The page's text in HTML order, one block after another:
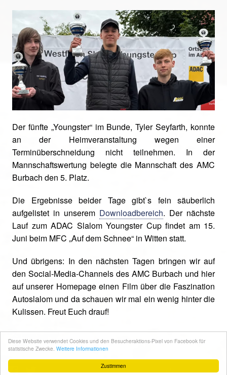
Zustimmen
Diese Website verwendet Cookies und den Besucheraktions-Pixel von Facebook für
statistische Zwecke. Weitere Informationen
Der fünfte „Youngster“ im Bunde, Tyler Seyfarth, konnte
an der Heimveranstaltung wegen einer
Terminüberschneidung nicht teilnehmen. In der
Mannschaftswertung belegte die Mannschaft des AMC
Burbach den 5. Platz.
Die Ergebnisse beider Tage gibt`s fein säuberlich
aufgelistet in unserem Downloadbereich. Der nächste
Lauf zum ADAC Slalom Youngster Cup findet am 15.
Juni beim MFC „Auf dem Schnee“ in Witten statt.
Und übrigens: In den nächsten Tagen bringen wir auf
den Social-Media-Channels des AMC Burbach und hier
auf unserer Homepage einen Film über die Faszination
Autoslalom und da schauen wir mal ein wenig hinter die
Kulissen. Freut Euch drauf!
Zurück
AMC Burbach e.V.